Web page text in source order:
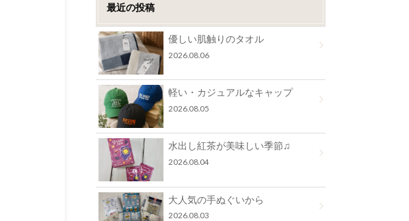
最近の投稿
優しい肌触りのタオル
2026.08.06
軽い・カジュアルなキャップ
2026.08.05
水出し紅茶が美味しい季節♫
2026.08.04
大人気の手ぬぐいから
2026.08.03